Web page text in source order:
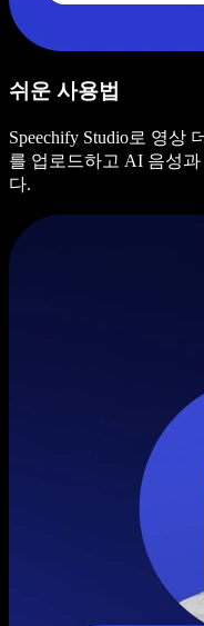
쉬운 사용법
Speechify Studio로 영상
를 업로드하고 AI 음성과
다.